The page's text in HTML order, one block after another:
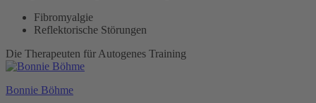
Fibromyalgie
Reflektorische Störungen
Die Therapeuten für Autogenes Training
Bonnie Böhme